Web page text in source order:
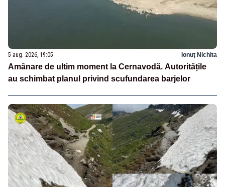
5 aug. 2026, 19:05 Ionuț Nichita
Amânare de ultim moment la Cernavodă. Autoritățile
au schimbat planul privind scufundarea barjelor